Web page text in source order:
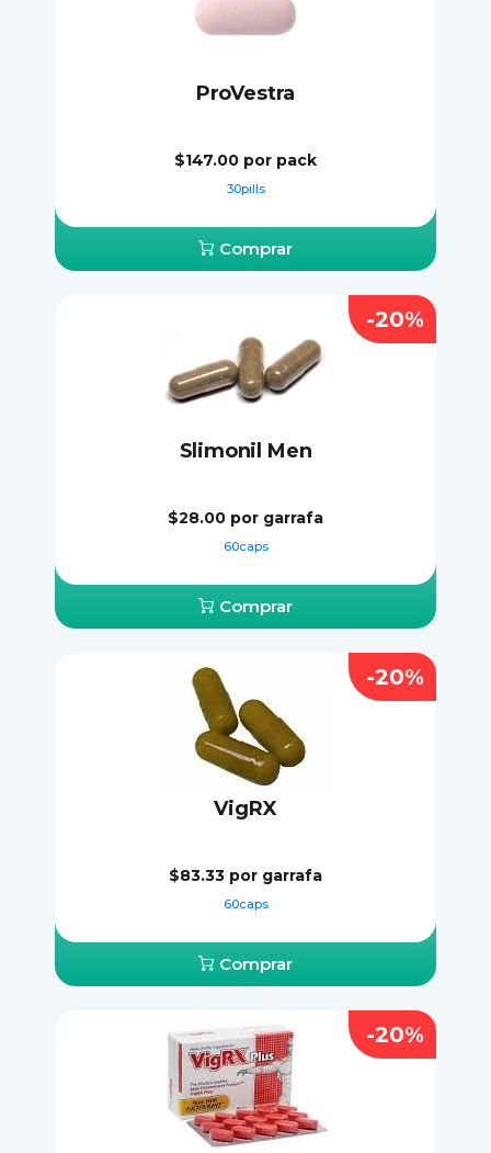
ProVestra
$147.00 por pack
30pills
Comprar
Slimonil Men
$28.00 por garrafa
60caps
Comprar
-20%
VigRX
$83.33 por garrafa
60caps
Comprar
-20%
-20%